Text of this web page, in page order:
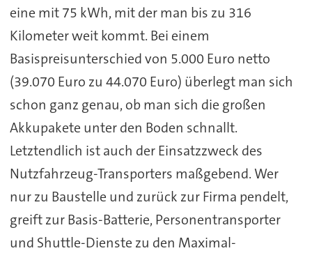
eine mit 75 kWh, mit der man bis zu 316
Kilometer weit kommt. Bei einem
Basispreisunterschied von 5.000 Euro netto
(39.070 Euro zu 44.070 Euro) überlegt man sich
schon ganz genau, ob man sich die großen
Akkupakete unter den Boden schnallt.
Letztendlich ist auch der Einsatzzweck des
Nutzfahrzeug-Transporters maßgebend. Wer
nur zu Baustelle und zurück zur Firma pendelt,
greift zur Basis-Batterie, Personentransporter
und Shuttle-Dienste zu den Maximal-